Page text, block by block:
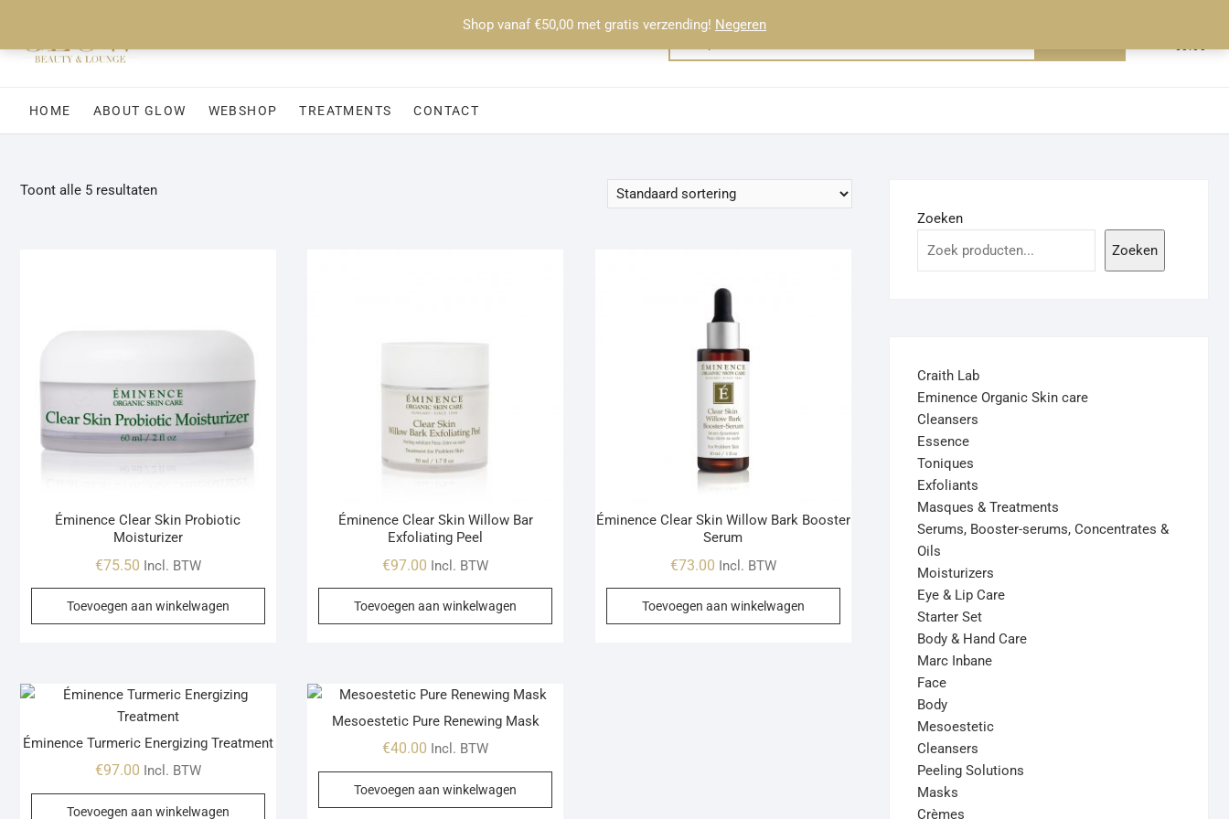
Shop vanaf €50,00 met gratis verzending! Negeren
de
€0.00
HOME ABOUT GLOW WEBSHOP TREATMENTS CONTACT
Toont alle 5 resultaten
Éminence Clear Skin Probiotic
Moisturizer
€75.50 Incl. BTW
Toevoegen aan winkelwagen
Éminence Clear Skin Willow Bar
Exfoliating Peel
€97.00 Incl. BTW
Toevoegen aan winkelwagen
Éminence Clear Skin Willow Bark Booster
Serum
€73.00 Incl. BTW
Toevoegen aan winkelwagen
Éminence Turmeric Energizing Treatment
€97.00 Incl. BTW
Toevoegen aan winkelwagen
Mesoestetic Pure Renewing Mask
€40.00 Incl. BTW
Toevoegen aan winkelwagen
Zoeken
Zoeken
Craith Lab
Eminence Organic Skin care
Cleansers
Essence
Toniques
Exfoliants
Masques & Treatments
Serums, Booster-serums, Concentrates &
Oils
Moisturizers
Eye & Lip Care
Starter Set
Body & Hand Care
Marc Inbane
Face
Body
Mesoestetic
Cleansers
Peeling Solutions
Masks
Crèmes